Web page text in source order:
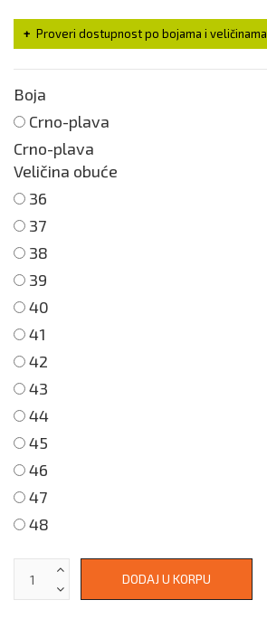
Proveri dostupnost po bojama i veličinama
Boja
Crno-plava
Crno-plava
Veličina obuće
36
37
38
39
40
41
42
43
44
45
46
47
48